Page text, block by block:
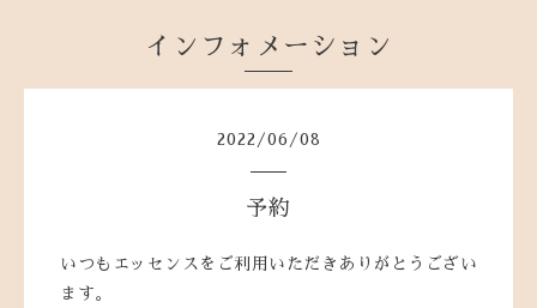
インフォメーション
2022 /06 /08
予約
いつもエッセンスをご利用いただきありがとうござい
ます。